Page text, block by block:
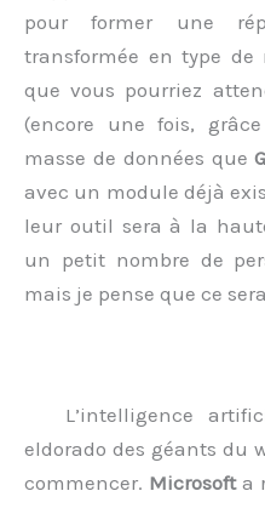
pour former une
transformée en type de
que vous pourriez
(encore une fois,
masse de données que
avec un module déjà
leur outil sera à la
un petit nombre de
mais je pense que ce
L’intelligence
eldorado des géants du
commencer. Microsofta